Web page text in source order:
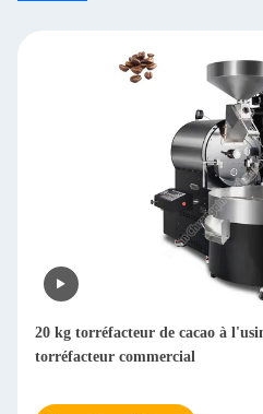
Machine à décaper les grains de
Arabica Huller Machine à décaper